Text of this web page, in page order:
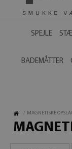
SPEJLE
BADEMÅTTER
/ MAGNETISKE